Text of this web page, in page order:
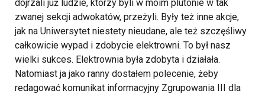
dojrzali już ludzie, którzy byli w moim plutonie w tak
zwanej sekcji adwokatów, przeżyli. Były też inne akcje,
jak na Uniwersytet niestety nieudane, ale też szczęśliwy
całkowicie wypad i zdobycie elektrowni. To był nasz
wielki sukces. Elektrownia była zdobyta i działała.
Natomiast ja jako ranny dostałem polecenie, żeby
redagować komunikat informacyjny Zgrupowania III dla